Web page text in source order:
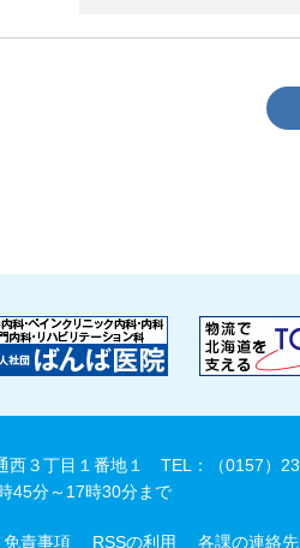
３丁目１番地１
TEL：（0157）
分～17時30分まで
責事項 RSSの利用 各課の連絡